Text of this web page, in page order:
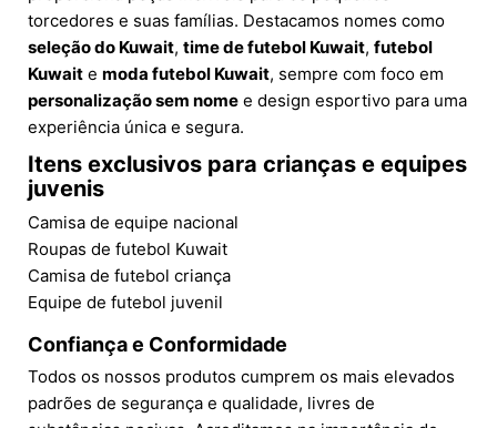
torcedores e suas famílias. Destacamos nomes como
seleção do Kuwait, time de futebol Kuwait, futebol
Kuwait e moda futebol Kuwait, sempre com foco em
personalização sem nome e design esportivo para uma
experiência única e segura.
Itens exclusivos para crianças e equipes
juvenis
Camisa de equipe nacional
Roupas de futebol Kuwait
Camisa de futebol criança
Equipe de futebol juvenil
Confiança e Conformidade
Todos os nossos produtos cumprem os mais elevados
padrões de segurança e qualidade, livres de